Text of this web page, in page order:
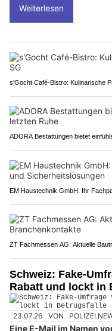
Weiterlesen
s'Gocht Café-Bistro: Kulinarische
ADORA Bestattungen bietet
EM Haustechnik GmbH: Ihr
ZT Fachmessen AG: Aktuelle
Schweiz: Fake-
Rabatt und lockt in
23.07.26 VON
Eine E-Mail im Namen